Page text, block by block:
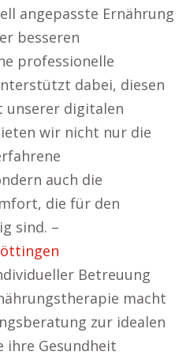
angepasste Ernährung
besseren
professionelle
dabei, diesen
unserer digitalen
wir nicht nur die
auch die
die für den
sind. –
Betreuung
macht
zur idealen
ihre Gesundheit